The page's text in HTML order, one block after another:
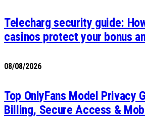
Telecharg security guide:
casinos protect your bonus
08/08/2026
Top OnlyFans Model Privacy
Billing, Secure Access &